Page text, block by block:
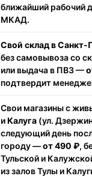
ближайший рабочий
МКАД.
Свой склад в Санкт-
без самовывоза со
или выдача в ПВЗ —
подтвердит
Свои магазины с
иКалуга (ул.
следующий день
городу —от 490 ₽,
Тульской и
из залов Тулы и